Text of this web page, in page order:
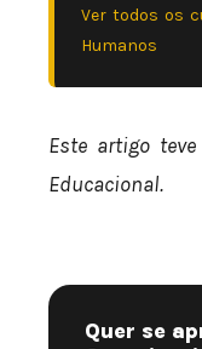
Ver todos os
Humanos
Este artigo
Educacional.
Quer se